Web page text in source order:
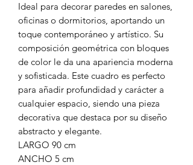
Ideal para decorar paredes en salones,
oficinas o dormitorios, aportando un
toque contemporáneo y artístico. Su
composición geométrica con bloques
de color le da una apariencia moderna
y sofisticada. Este cuadro es perfecto
para añadir profundidad y carácter a
cualquier espacio, siendo una pieza
decorativa que destaca por su diseño
abstracto y elegante.
LARGO 90 cm
ANCHO 5 cm